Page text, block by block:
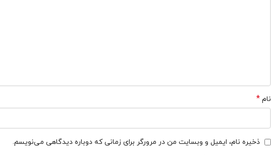
نام *
ذخیره نام، ایمیل و وبسایت من در مرورگر برای زمانی که دوباره دیدگاهی می‌نویسم.